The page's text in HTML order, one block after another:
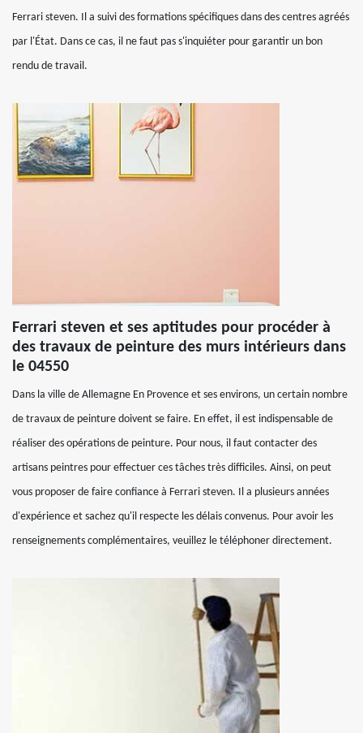
Ferrari steven. Il a suivi des formations spécifiques dans des centres agréés
par l'État. Dans ce cas, il ne faut pas s'inquiéter pour garantir un bon
rendu de travail.
Ferrari steven et ses aptitudes pour procéder à
des travaux de peinture des murs intérieurs dans
le 04550
Dans la ville de Allemagne En Provence et ses environs, un certain nombre
de travaux de peinture doivent se faire. En effet, il est indispensable de
réaliser des opérations de peinture. Pour nous, il faut contacter des
artisans peintres pour effectuer ces tâches très difficiles. Ainsi, on peut
vous proposer de faire confiance à Ferrari steven. Il a plusieurs années
d'expérience et sachez qu'il respecte les délais convenus. Pour avoir les
renseignements complémentaires, veuillez le téléphoner directement.